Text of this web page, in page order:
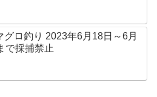
グロ釣り 2023年6月18日～6月
で採捕禁止